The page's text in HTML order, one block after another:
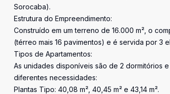
Sorocaba).
Estrutura do Empreendimento:
Construído em um terreno de 16.000 m², o
(térreo mais 16 pavimentos) e é servida por 3
Tipos de Apartamentos:
As unidades disponíveis são de 2 dormitórios
diferentes necessidades:
Plantas Tipo: 40,08 m², 40,45 m² e 43,14 m².